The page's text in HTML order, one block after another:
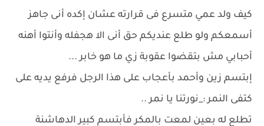
كيف ولد عمي متسرع فى قرارته عشان إكده أنى جاهز
أسمعكم ولو طلع عنديكم حق أنى الا هجفله وأنتوا أهنه
أحبابي مش بتقضوا عقوبة زي ما هو خابر ...
إبتسم زين وأحمد بأعجاب على هذا الرجل فرفع يديه على
كتفى النمر :_نورتنا يا نمر ..
تطلع له بعين لمعت بالمكر فأبتسم كبير الدهاشنة